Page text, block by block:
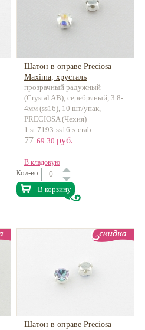
Шатон в оправе Preciosa
Maxima, хрусталь
прозрачный радужный
(Crystal AB), серебряный, 3.8-
4мм (ss16), 10 шт/упак,
PRECIOSA (Чехия)
1.st.7193-ss16-s-crab
77 69.30 руб.
В кладовую
Кол-во
В корзину
Шатон в оправе Preciosa